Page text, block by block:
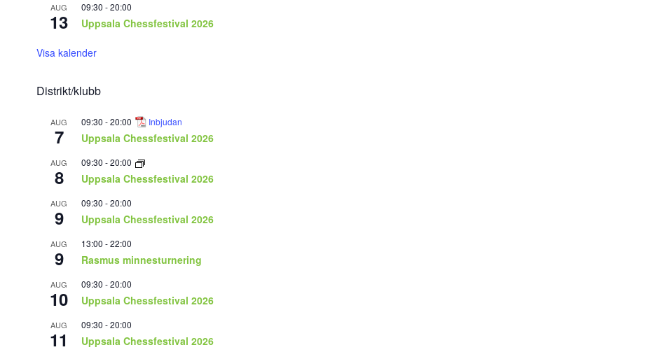
AUG
13
09:30 -20:00
Uppsala Chessfestival 2026
Visa kalender
Distrikt/klubb
AUG
7
09:30 -20:00 Inbjudan
Uppsala Chessfestival 2026
AUG
8
09:30 -20:00
Uppsala Chessfestival 2026
AUG
9
09:30 -20:00
Uppsala Chessfestival 2026
AUG
9
13:00 -22:00
Rasmus minnesturnering
AUG
10
09:30 -20:00
Uppsala Chessfestival 2026
AUG
11
09:30 -20:00
Uppsala Chessfestival 2026